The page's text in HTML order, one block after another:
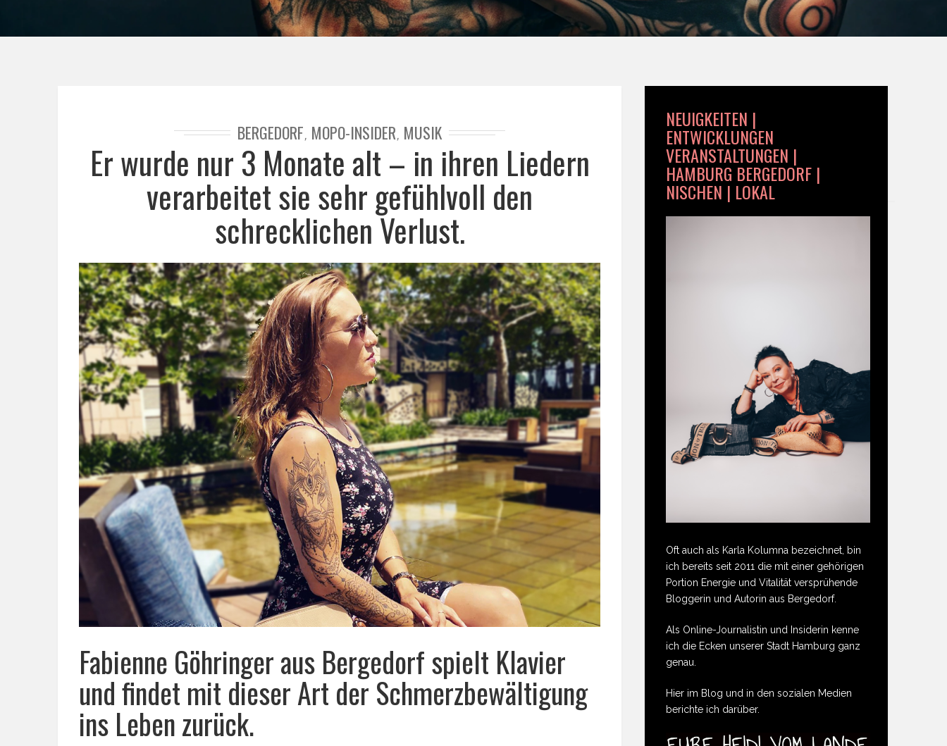
BERGEDORF, MOPO-INSIDER, MUSIK
Er wurde nur 3 Monate alt – in ihren Liedern
verarbeitet sie sehr gefühlvoll den
schrecklichen Verlust.
Fabienne Göhringer aus Bergedorf spielt Klavier
und findet mit dieser Art der Schmerzbewältigung
ins Leben zurück.
NEUIGKEITEN |
ENTWICKLUNGEN
VERANSTALTUNGEN |
HAMBURG BERGEDORF |
NISCHEN | LOKAL
Oft auch als Karla Kolumna bezeichnet, bin
ich bereits seit 2011 die mit einer gehörigen
Portion Energie und Vitalität versprühende
Bloggerin und Autorin aus Bergedorf.
Als Online-Journalistin und Insiderin kenne
ich die Ecken unserer Stadt Hamburg ganz
genau.
Hier im Blog und in den sozialen Medien
berichte ich darüber.